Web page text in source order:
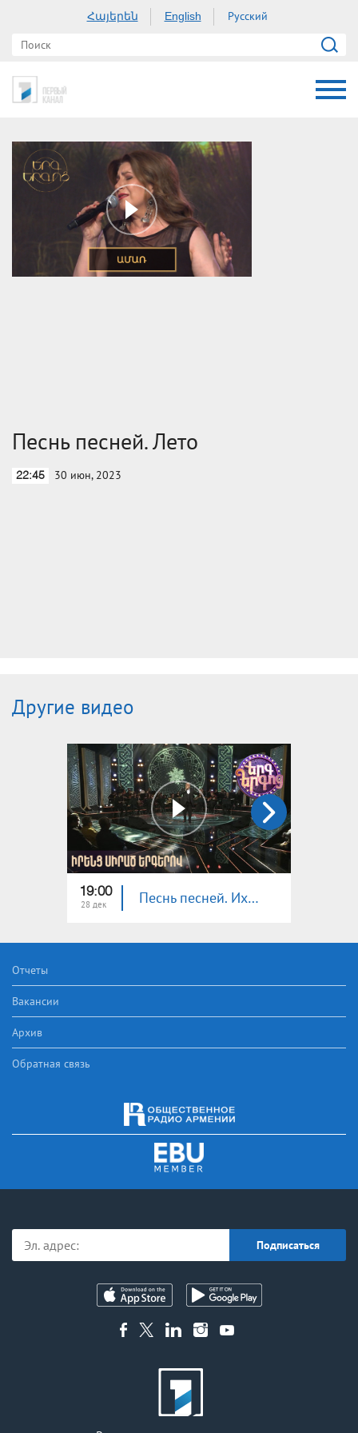
Հայերեն English Русский
Песнь песней. Лето
22:45 30 июн, 2023
Другие видео
19:00
28 дек Песнь песней. Их любимые песни
Отчеты
Вакансии
Архив
Обратная связь